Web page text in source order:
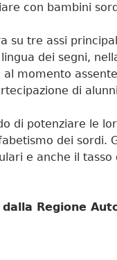
con bambini
su tre assi
dei segni,
momento
di
di potenziare le
dei sordi.
e anche il tasso
Regione